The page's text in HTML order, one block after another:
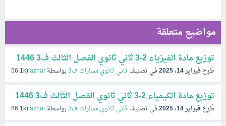
مواضيع متعلقة
توزيع مادة الفيزياء 2-3 ثاني ثانوي الفصل الثالث ف3 1446
طُرِحفبراير 14، 2025 في تصنيف ثاني ثانوي مسارات ف3 بواسطةazhar
(
66.1k
توزيع مادة الكيمياء 2-3 ثاني ثانوي الفصل الثالث ف3 1446
طُرِحفبراير 14، 2025 في تصنيف ثاني ثانوي مسارات ف3 بواسطةazhar
(
66.1k